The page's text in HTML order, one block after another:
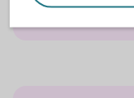
Betalningen når